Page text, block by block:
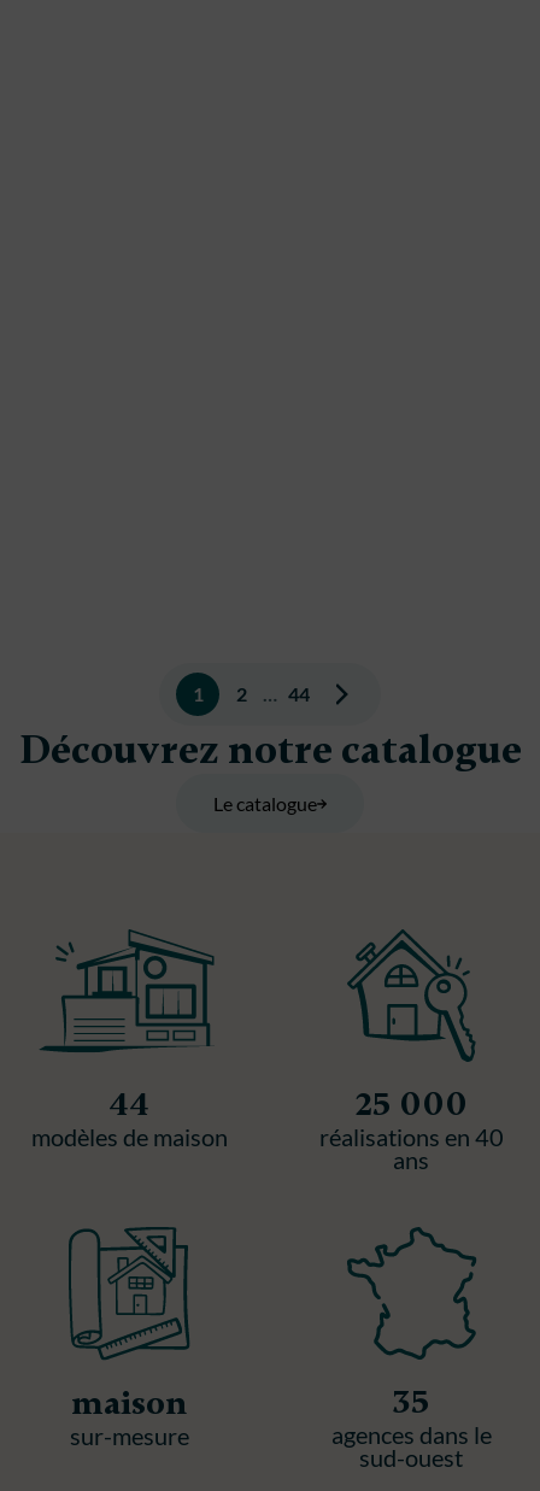
Pagination
des
publications
1 2 … 44
Découvrez notre catalogue
Le catalogue
44
modèles de maison
25 000
réalisations en 40
ans
maison
sur-mesure
35
agences dans le
sud-ouest